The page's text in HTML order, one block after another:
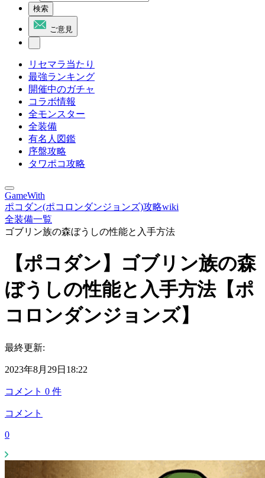
検索
ご意見
リセマラ当たり
最強ランキング
開催中のガチャ
コラボ情報
全モンスター
全装備
有名人図鑑
序盤攻略
タワポコ攻略
GameWith
ポコダン(ポコロンダンジョンズ)攻略wiki
全装備一覧
ゴブリン族の森ぼうしの性能と入手方法
【ポコダン】ゴブリン族の森
ぼうしの性能と入手方法【ポ
コロンダンジョンズ】
最終更新:
2023年8月29日18:22
コメント 0 件
コメント
0